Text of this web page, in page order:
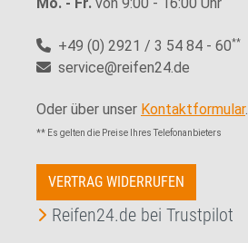
Mo. - Fr. von 9:00 - 16:00 Uhr
+49 (0) 2921 / 3 54 84 - 60**
service@reifen24.de
Oder über unser Kontaktformular.
** Es gelten die Preise Ihres Telefonanbieters
VERTRAG WIDERRUFEN
Reifen24.de bei Trustpilot